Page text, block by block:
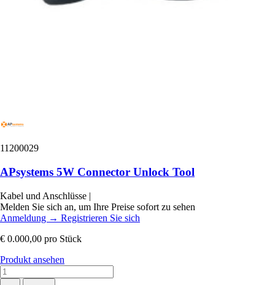
11200029
APsystems 5W Connector Unlock Tool
Kabel und Anschlüsse |
Melden Sie sich an, um Ihre Preise sofort zu sehen
Anmeldung → Registrieren Sie sich
€ 0.000,00 pro Stück
Produkt ansehen